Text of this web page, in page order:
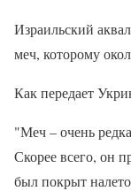
Израильский
меч, которому
Как передает
"Меч – очень
Скорее всего, он
был покрыт